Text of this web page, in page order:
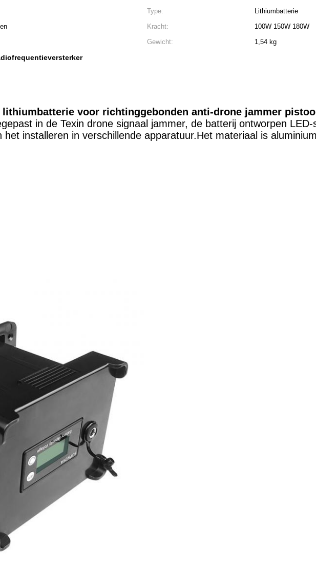
Type:
Lithiumbatterie
Kracht:
100W 150W 180W
Gewicht:
1,54 kg
voor richtinggebonden anti-drone jammer pistool
in de Texin drone signaal jammer, de batterij ontworpen
installeren in verschillende apparatuur.Het materiaal is